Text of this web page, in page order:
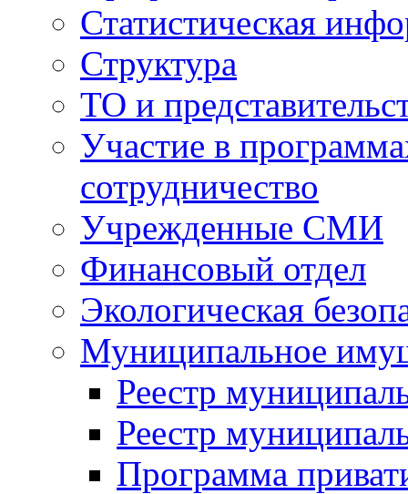
Статистическая
Структура
ТО и
Участие в
сотрудничество
Учрежденные СМИ
Финансовый отдел
Экологическая
Муниципальное
Реестр
Реестр
Программа